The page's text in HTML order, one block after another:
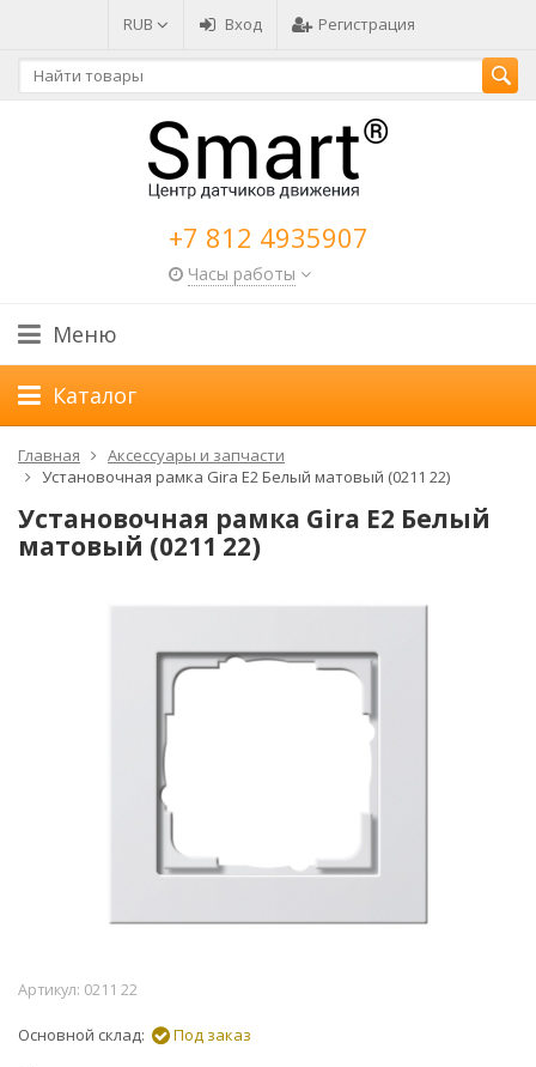
RUB Вход Регистрация
+7 812 4935907
Часы работы
Меню
Каталог
Главная
Аксессуары и запчасти
Установочная рамка Gira E2 Белый матовый (0211 22)
Установочная рамка Gira E2 Белый
матовый (0211 22)
Артикул: 0211 22
Основной склад: Под заказ